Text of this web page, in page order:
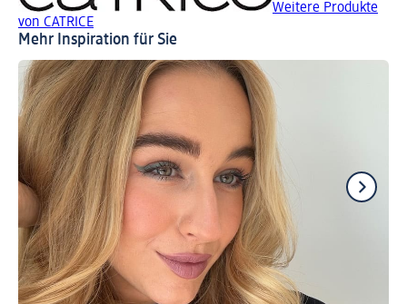
Weitere Produkte
von CATRICE
Mehr Inspiration für Sie